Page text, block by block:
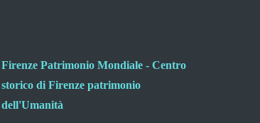
Firenze Patrimonio Mondiale - Centro
storico di Firenze patrimonio
dell'Umanità